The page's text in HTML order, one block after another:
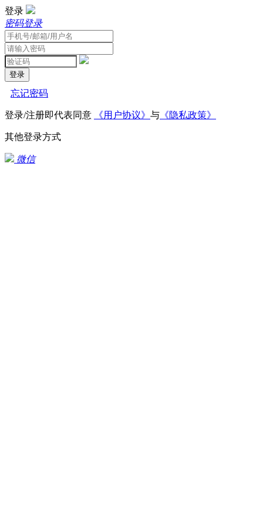
登录
密码登录
登录
忘记密码
登录/注册即代表同意 《用户协议》 与 《隐私政策》
其他登录方式
微信